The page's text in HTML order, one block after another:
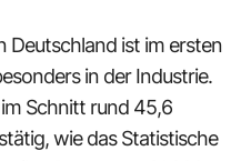
Deutschland ist im ersten
in der Industrie.
Schnitt rund 45,6
wie das Statistische